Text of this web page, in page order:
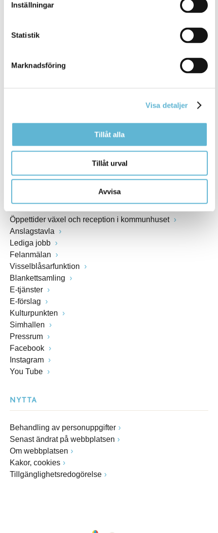
Inställningar
Statistik
Marknadsföring
Visa detaljer
Tillåt alla
Tillåt urval
Avvisa
KONTAKT
Besöksadress
Box 18, 295 21 Bromölla
Fax: 0456-82 22 00
Öppettider växel och reception i kommunhuset
Anslagstavla
Lediga jobb
Felanmälan
Visselblåsarfunktion
Blankettsamling
E-tjänster
E-förslag
Kulturpunkten
Simhallen
Pressrum
Facebook
Instagram
You Tube
NYTTA
Behandling av personuppgifter
Senast ändrat på webbplatsen
Om webbplatsen
Kakor, cookies
Tillgänglighetsredogörelse